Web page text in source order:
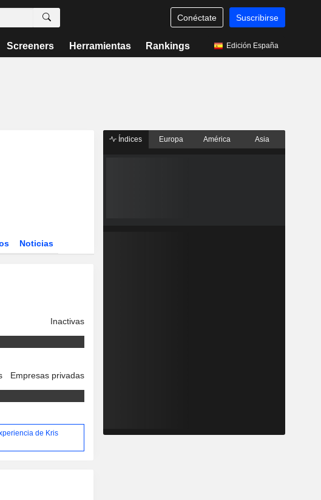
Conéctate Suscribirse
Screeners Herramientas Rankings Edición España
Noticias
Inactivas
Empresas privadas
de Kris
Índices Europa América Asia